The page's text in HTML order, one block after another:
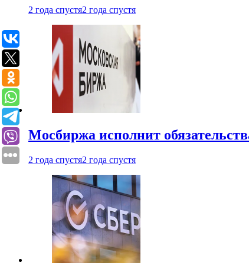
2 года спустя2 года спустя
Мосбиржа исполнит
2 года спустя2 года спустя